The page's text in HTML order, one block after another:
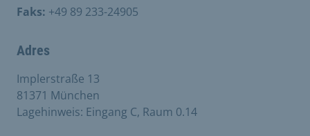
Faks: +49 89 233-24905
Adres
Implerstraße 13
81371 München
Lagehinweis: Eingang C, Raum 0.14